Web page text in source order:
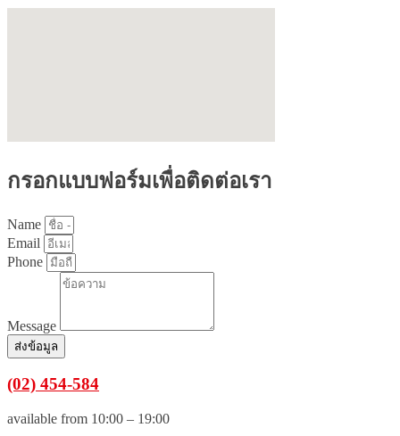
กรอกแบบฟอร์มเพื่อติดต่อเรา
Name
Email
Phone
Message
ส่งข้อมูล
(02) 454-584
available from 10:00 – 19:00